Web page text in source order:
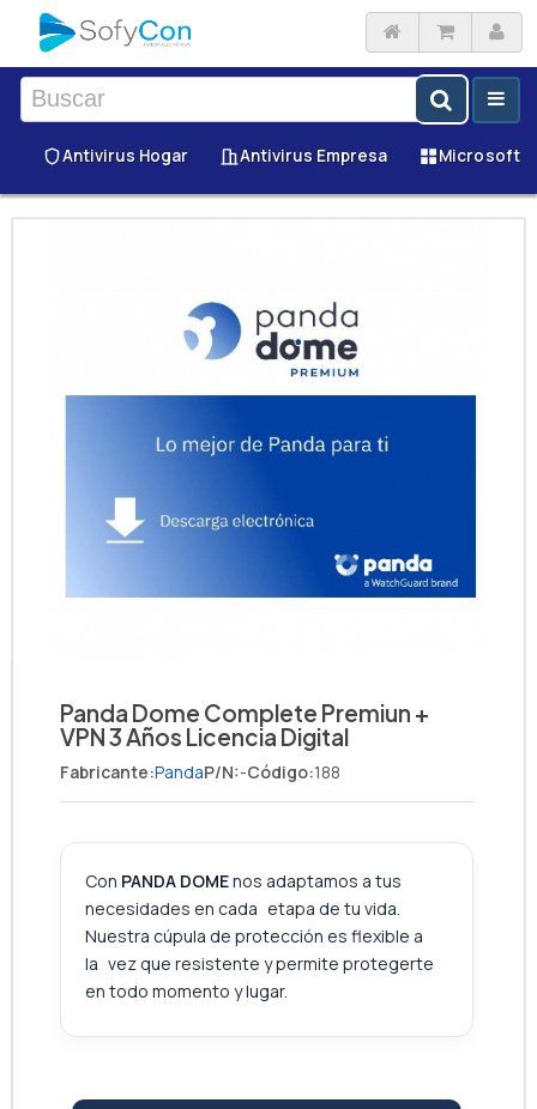
Antivirus Hogar Antivirus Empresa Microsoft
Panda Dome Complete Premiun +
VPN 3 Años Licencia Digital
Fabricante:PandaP/N:-Código:188
Con PANDA DOMEnos adaptamos a tus
necesidades en cada etapa de tu vida.
Nuestra cúpula de protección es flexible a
la vez que resistente y permite protegerte
en todo momento y lugar.